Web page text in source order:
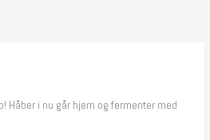
Håber i nu går hjem og fermenter med